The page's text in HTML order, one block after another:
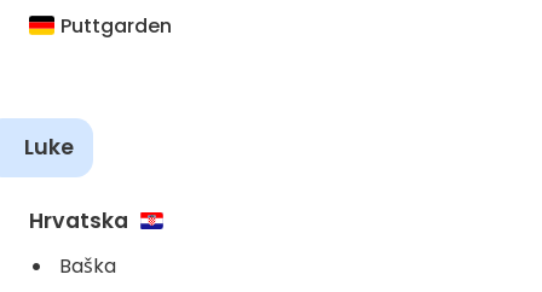
Puttgarden
Luke
Hrvatska
Baška